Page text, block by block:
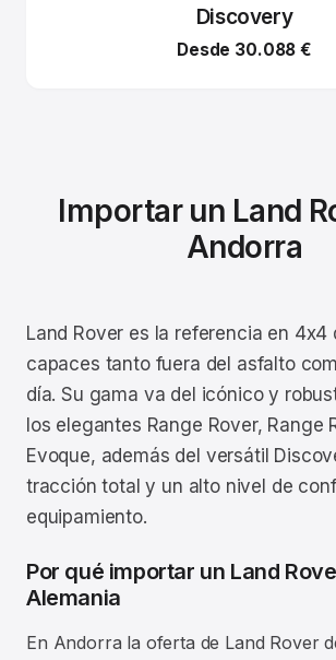
Discovery
Desde 30.088 €
Importar un Land
Andorra
Land Rover es la referencia en 4x4
capaces tanto fuera del asfalto
día. Su gama va del icónico y
los elegantes Range Rover, Range
Evoque, además del versátil
tracción total y un alto nivel de
equipamiento.
Por qué importar un Land
Alemania
En Andorra la oferta de Land Rover